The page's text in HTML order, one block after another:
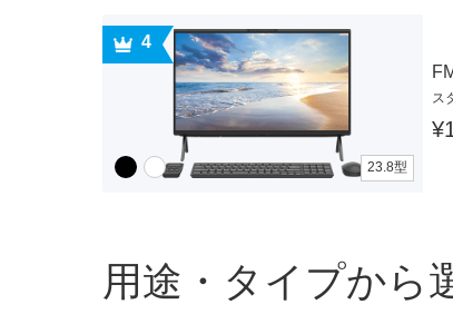
4
23.8型
ス
用途・タイプから